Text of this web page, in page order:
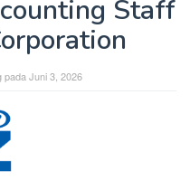
Staff
pada Juni 3, 2026